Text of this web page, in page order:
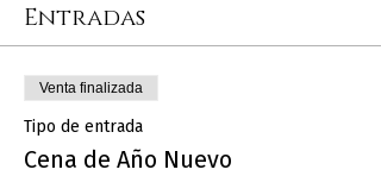
Entradas
Venta finalizada
Tipo de entrada
Cena de Año Nuevo